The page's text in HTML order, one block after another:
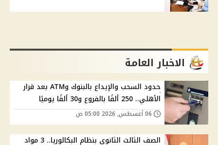
الاخبار العامة
حدود السحب والإيداع بالبنوك وATM بعد قرار
الأهلي.. 250 ألفًا بالفروع و30 ألفًا يوميًا
الصف الثالث الثانوي بنظام البكالوريا.. 3 مواد